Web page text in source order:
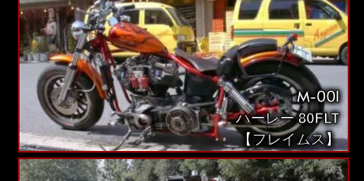
M-001
ハーレー 80FLT
【フレイムス】